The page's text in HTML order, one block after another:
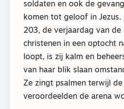
soldaten en ook de
komen tot geloof in Jezus.
203, de verjaardag van de
christenen in een optocht
loopt, is zij kalm en
van haar blik slaan
Ze zingt psalmen terwijl
veroordeelden de arena